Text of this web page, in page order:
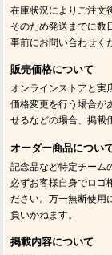
在庫状況によりご注文
そのため発送までに数
事前にお問い合わせく
販売価格について
オンラインストアと実
価格変更を行う場合が
せるなどの場合、掲載
オーダー商品につい
記念品など特定チーム
必ずお客様自身でロゴ
ださい。万一無断使用
負いかねます。
掲載内容について